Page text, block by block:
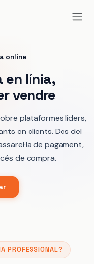
online
en línia,
vendre
plataformes líders,
en clients. Des del
de pagament,
de compra.
PROFESSIONAL?